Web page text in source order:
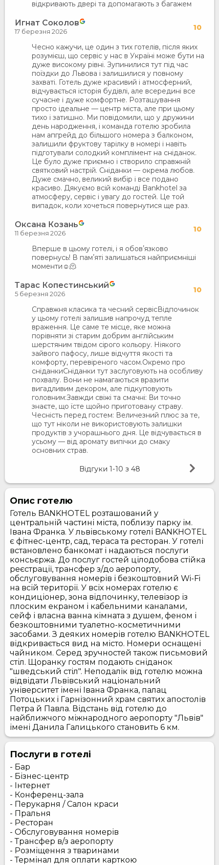
відкривають двері та допомагають з багажем
Игнат Соколов 10
17 березня 2026
Чесно кажучи, це один з тих готелів, після яких
розумієш, що сервіс у нас в Україні може бути на
дуже високому рівні. Зупинилися тут під час
поїздки до Львова і залишилися у повному
захваті. Готель дуже красивий і атмосферний,
відчувається історія будівлі, але всередині все
сучасне і дуже комфортне. Розташування
просто ідеальне — центр міста, але при цьому
тихо і затишно. Ми повідомили, що у дружини
день народження, і команда готелю зробила
нам апгрейд до більшого номера з балконом,
залишили фруктову тарілку в номері і навіть
підготували солодкий комплімент на сніданок.
Це було дуже приємно і створило справжній
святковий настрій. Сніданки — окрема любов.
Дуже смачно, великий вибір і все подано
красиво. Дякуємо всій команді Bankhotel за
атмосферу, сервіс і увагу до гостей. Це той
випадок, коли хочеться повернутися ще раз.
Оксана Козань 10
11 березня 2026
Вперше в цьому готелі, і я обовʼязково
повернусь! В памʼяті залишаться найприємніші
моменти☺️🫠
Тарас Копестинський 10
5 березня 2026
Справжня класика та чесний сервіс ​Відпочинок
у цьому готелі залишив напрочуд тепле
враження. Це саме те місце, яке можна
порівняти зі старим добрим англійським
шерстяним твідом сірого кольору. Ніякого
зайвого пафосу, лише відчуття якості та
комфорту, перевіреного часом. ​Окремо про
сніданки ​Сніданки тут заслуговують на особливу
похвалу. Вони не намагаються вразити
вигадливим декором, але підкуповують
головним: ​Завжди свіжі та смачні: Ви точно
знаєте, що їсте щойно приготовану страву. ​
Чесність перед гостем: Величезний плюс за те,
що тут ніколи не використовують залишки
продуктів з учорашнього дня. Це відчувається в
усьому — від аромату випічки до смаку
основних страв.
Відгуки 1-10 з 48
Опис готелю
Готель BANKHOTEL розташований у
центральній частині міста, поблизу парку ім.
Івана Франка. У львівському готелі BANKHOTEL
є фітнес-центр, сад, тераса та ресторан. У готелі
встановлено банкомат і надаються послуги
консьєржа. До послуг гостей цілодобова стійка
реєстрації, трансфер з/до аеропорту,
обслуговування номерів і безкоштовний Wi-Fi
на всій території. У всіх номерах готелю є
кондиціонер, зона відпочинку, телевізор із
плоским екраном і кабельними каналами,
сейф і власна ванна кімната з душем, феном і
безкоштовними туалетно-косметичними
засобами. З деяких номерів готелю BANKHOTEL
відкривається вид на місто. Номери оснащені
чайником. Серед зручностей також письмовий
стіл. Щоранку гостям подають сніданок
"шведський стіл". Неподалік від готелю можна
відвідати Львівський національний
університет імені Івана Франка, палац
Потоцьких і Гарнізонний храм святих апостолів
Петра й Павла. Відстань від готелю до
найближчого міжнародного аеропорту "Львів"
імені Данила Галицького становить 6 км.
Послуги в готелі
- Бар
- Бізнес-центр
- Інтернет
- Конференц-зала
- Перукарня / Салон краси
- Пральня
- Ресторан
- Обслуговування номерів
- Трансфер в/з аеропорту
- Розміщення з тваринами
- Термінал для оплати карткою